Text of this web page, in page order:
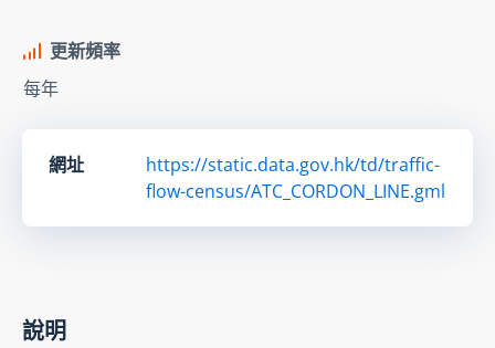
更新頻率
每年
網址
https://static.data.gov.hk/td/traffic-
flow-census/ATC_CORDON_LINE.gml
說明